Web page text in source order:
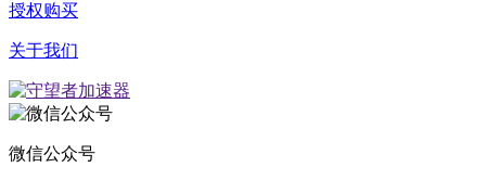
授权购买
关于我们
微信公众号